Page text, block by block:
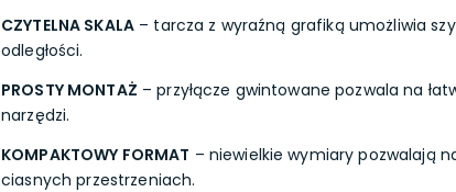
CZYTELNA SKALA– tarcza z wyraźną grafiką umożliwia
odległości.
PROSTY MONTAŻ – przyłącze gwintowane pozwala na
narzędzi.
KOMPAKTOWY FORMAT – niewielkie wymiary pozwalają
ciasnych przestrzeniach.